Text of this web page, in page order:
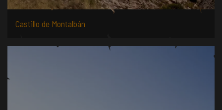
Castillo de Montalbán